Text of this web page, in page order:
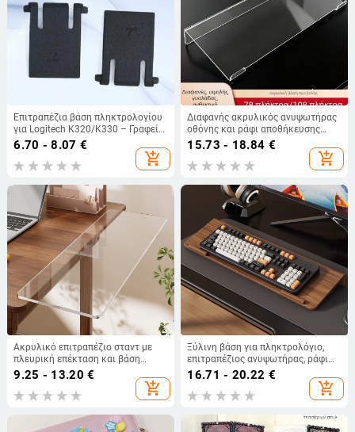
Επιτραπέζια βάση πληκτρολογίου
για Logitech K320/K330 – Γραφείο,
Βάρος 3 g
6.70 - 8.07 €
add_shopping_cart
Διαφανής ακρυλικός ανυψωτήρας
οθόνης και ράφι αποθήκευσης
γραφείου
15.73 - 18.84 €
add_shopping_cart
Ακρυλικό επιτραπέζιο σταντ με
πλευρική επέκταση και βάση
πληκτρολογίου — Μοντέλο
9.25 - 13.20 €
add_shopping_cart
Ξύλινη βάση για πληκτρολόγιο,
επιτραπέζιος ανυψωτήρας, ράφι
εργασίας
16.71 - 20.22 €
add_shopping_cart